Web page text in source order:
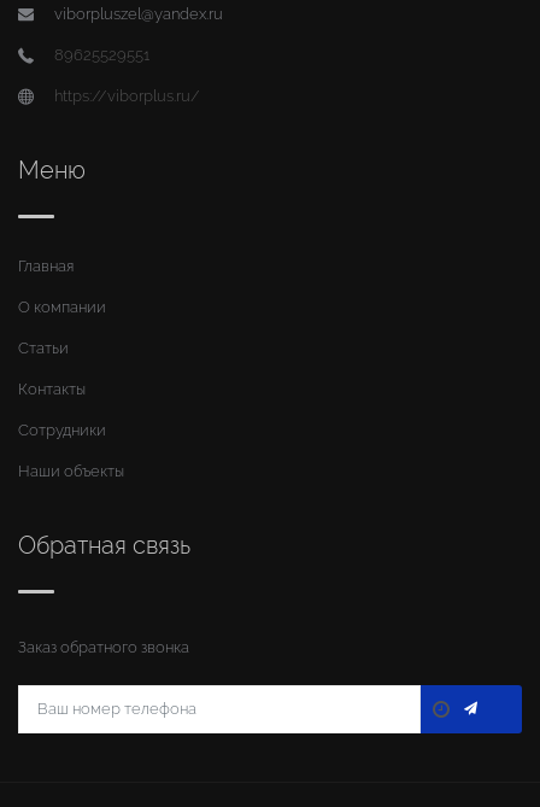
viborpluszel@yandex.ru
89625529551
https://viborplus.ru/
Меню
Главная
О компании
Статьи
Контакты
Сотрудники
Наши объекты
Обратная связь
Заказ обратного звонка